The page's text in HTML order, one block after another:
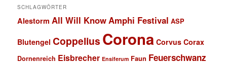
SCHLAGWÖRTER
Alestorm All Will KnowAmphi Festival ASP
Blutengel Coppelius Corona Corvus Corax
Dornenreich Eisbrecher Ensiferum Faun Feuerschwanz